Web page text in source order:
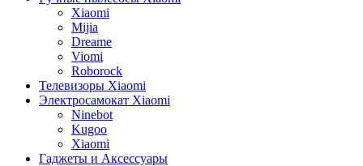
Xiaomi
Mijia
Dreame
Viomi
Roborock
Телевизоры Xiaomi
Электросамокат Xiaomi
Ninebot
Kugoo
Xiaomi
Гаджеты и Аксессуары